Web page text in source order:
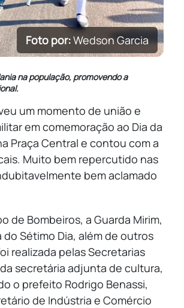
Foto por:Wedson Garcia
na população, promovendo a
um momento de união e
em comemoração ao Dia da
Praça Central e contou com a
Muito bem repercutido nas
bem aclamado
de Bombeiros, a Guarda Mirim,
Sétimo Dia, além de outros
realizada pelas Secretarias
secretária adjunta de cultura,
o prefeito Rodrigo Benassi,
de Indústria e Comércio